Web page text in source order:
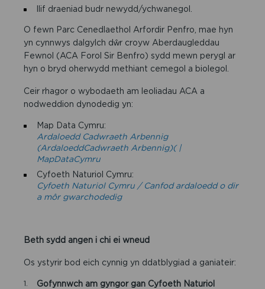
llif draeniad budr newydd/ychwanegol.
O fewn Parc Cenedlaethol Arfordir Penfro, mae hyn
yn cynnwys dalgylch dŵr croyw Aberdaugleddau
Fewnol (ACA Forol Sir Benfro) sydd mewn perygl ar
hyn o bryd oherwydd methiant cemegol a biolegol.
Ceir rhagor o wybodaeth am leoliadau ACA a
nodweddion dynodedig yn:
Map Data Cymru:
Ardaloedd Cadwraeth Arbennig
(ArdaloeddCadwraeth Arbennig)( |
MapDataCymru
Cyfoeth Naturiol Cymru:
Cyfoeth Naturiol Cymru / Canfod ardaloedd o dir
a môr gwarchodedig
Beth sydd angen i chi ei wneud
Os ystyrir bod eich cynnig yn ddatblygiad a ganiateir:
Gofynnwch am gyngor gan Cyfoeth Naturiol